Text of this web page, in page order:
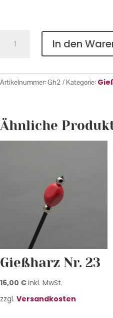
In den
Artikelnummer:Gh2 Kategorie:
Ähnliche
Gießharz Nr. 23
16,00 €inkl. MwSt.
zzgl. Versandkosten